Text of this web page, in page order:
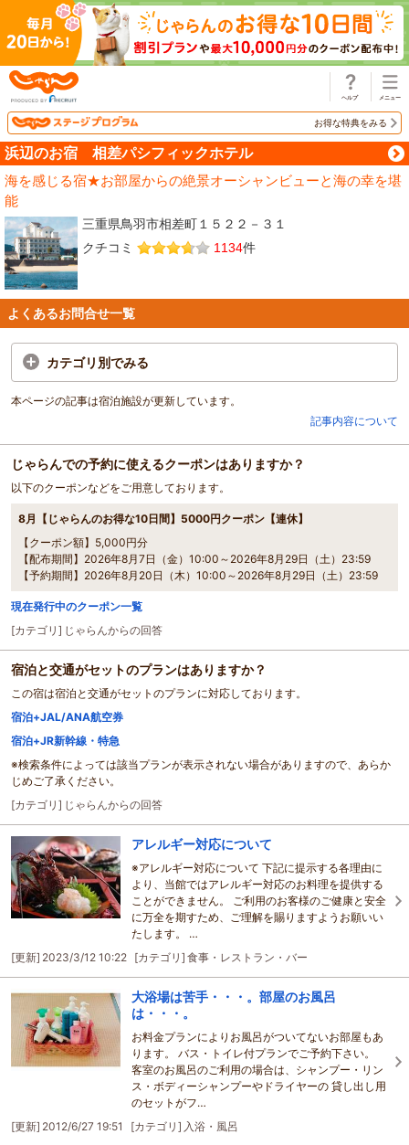
お得な特典をみる
浜辺のお宿 相差パシフィックホテル
海を感じる宿★お部屋からの絶景オーシャンビューと海の幸を堪
能
三重県鳥羽市相差町１５２２－３１
クチコミ
1134件
よくあるお問合せ一覧
カテゴリ別でみる
本ページの記事は宿泊施設が更新しています。
記事内容について
じゃらんでの予約に使えるクーポンはありますか？
以下のクーポンなどをご用意しております。
8月【じゃらんのお得な10日間】5000円クーポン【連休】
【クーポン額】5,000円分
【配布期間】2026年8月7日（金）10:00～2026年8月29日（土）23:59
【予約期間】2026年8月20日（木）10:00～2026年8月29日（土）23:59
現在発行中のクーポン一覧
[カテゴリ] じゃらんからの回答
宿泊と交通がセットのプランはありますか？
この宿は宿泊と交通がセットのプランに対応しております。
宿泊+JAL/ANA航空券
宿泊+JR新幹線・特急
※検索条件によっては該当プランが表示されない場合がありますので、あらか
じめご了承ください。
[カテゴリ] じゃらんからの回答
アレルギー対応について
※アレルギー対応について 下記に提示する各理由に
より、当館ではアレルギー対応のお料理を提供する
ことができません。 ご利用のお客様のご健康と安全
に万全を期すため、ご理解を賜りますようお願いい
たします。 …
[更新] 2023/3/12 10:22 [カテゴリ] 食事・レストラン・バー
大浴場は苦手・・・。部屋のお風呂
は・・・。
お料金プランによりお風呂がついてないお部屋もあ
ります。 バス・トイレ付プランでご予約下さい。
客室のお風呂のご利用の場合は、シャンプー・リン
ス・ボディーシャンプーやドライヤーの 貸し出し用
のセットがフ…
[更新] 2012/6/27 19:51 [カテゴリ] 入浴・風呂